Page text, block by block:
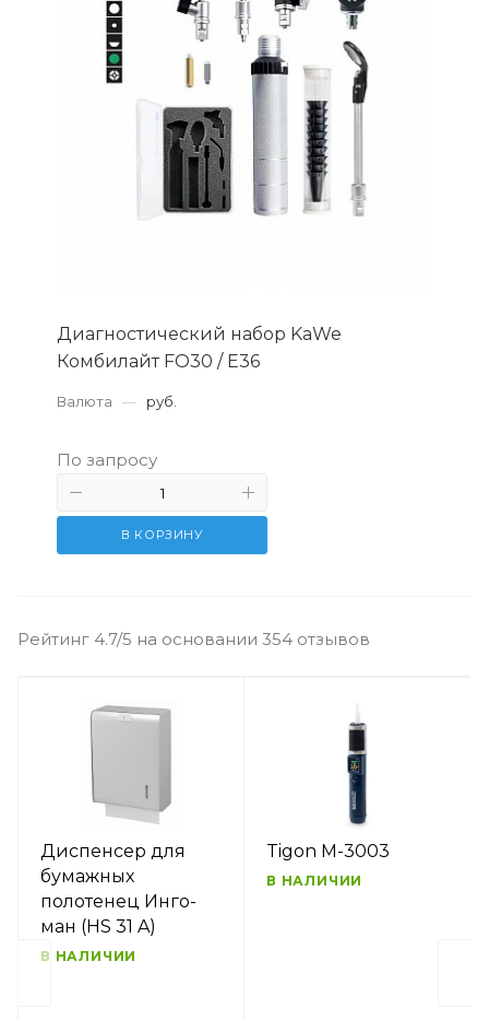
Диагностический набор KaWe
Комбилайт FO30 / E36
Валюта — руб.
По запросу
В КОРЗИНУ
Рейтинг 4.7/5 на основании 354 отзывов
Диспенсер для
бумажных
полотенец Инго-
ман (HS 31 A)
В НАЛИЧИИ
Tigon M-3003
В НАЛИЧИИ